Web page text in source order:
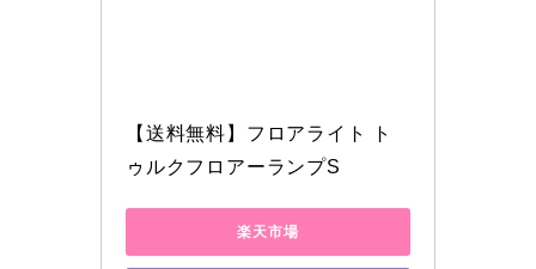
【送料無料】フロアライト ト
ゥルクフロアーランプS
楽天市場